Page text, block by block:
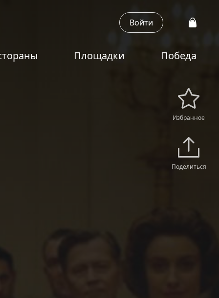
Войти
Площадки Победа
Избранное
Поделиться